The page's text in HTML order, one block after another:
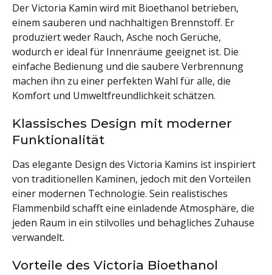
Der Victoria Kamin wird mit Bioethanol betrieben,
einem sauberen und nachhaltigen Brennstoff. Er
produziert weder Rauch, Asche noch Gerüche,
wodurch er ideal für Innenräume geeignet ist. Die
einfache Bedienung und die saubere Verbrennung
machen ihn zu einer perfekten Wahl für alle, die
Komfort und Umweltfreundlichkeit schätzen.
Klassisches Design mit moderner
Funktionalität
Das elegante Design des Victoria Kamins ist inspiriert
von traditionellen Kaminen, jedoch mit den Vorteilen
einer modernen Technologie. Sein realistisches
Flammenbild schafft eine einladende Atmosphäre, die
jeden Raum in ein stilvolles und behagliches Zuhause
verwandelt.
Vorteile des Victoria Bioethanol